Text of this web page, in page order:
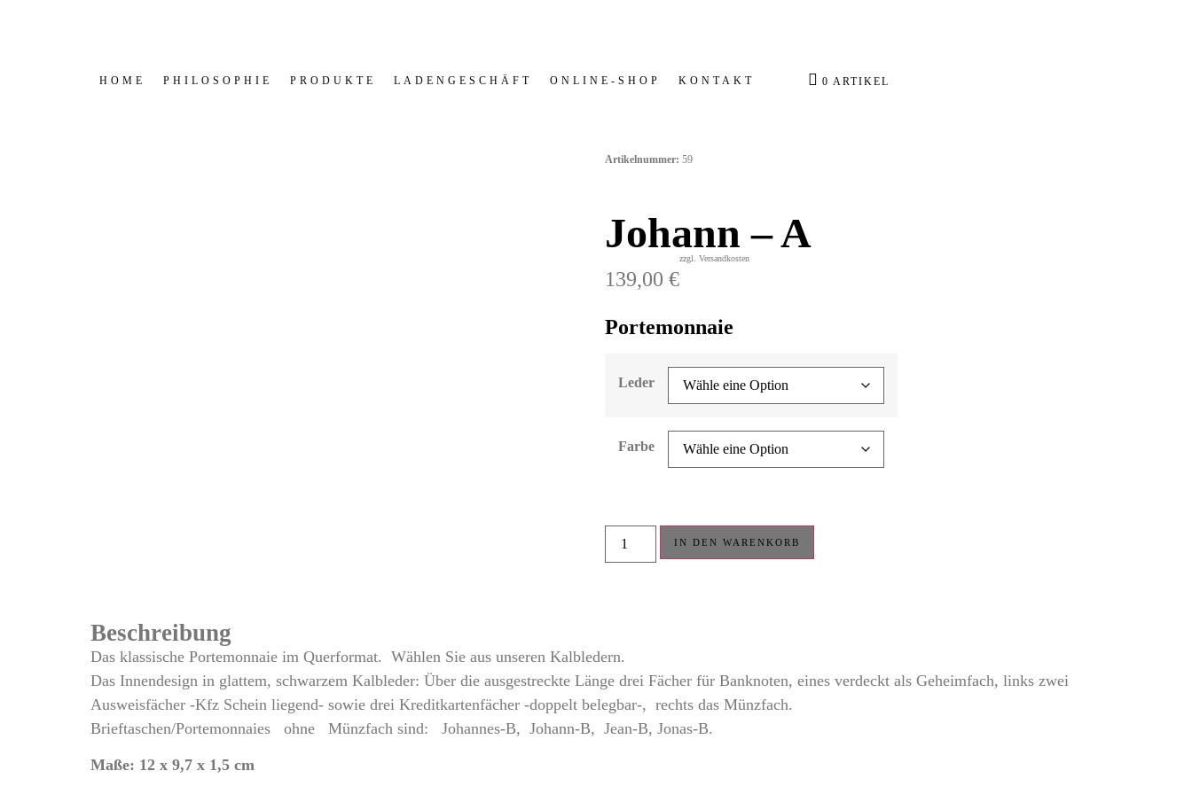
HOME PHILOSOPHIE PRODUKTE LADENGESCHÄFT ONLINE-SHOP KONTAKT 0 ARTIKEL
Artikelnummer: 59
Johann – A
139,00 €
zzgl. Versandkosten
Portemonnaie
Leder
Farbe
IN DEN WARENKORB
Beschreibung
Das klassische Portemonnaie im Querformat. Wählen Sie aus unseren Kalbledern.
Das Innendesign in glattem, schwarzem Kalbleder: Über die ausgestreckte Länge drei Fächer für Banknoten, eines verdeckt als Geheimfach, links zwei
Ausweisfächer -Kfz Schein liegend- sowie drei Kreditkartenfächer -doppelt belegbar-, rechts das Münzfach.
Brieftaschen/Portemonnaies ohne Münzfach sind: Johannes-B, Johann-B, Jean-B, Jonas-B.
Maße: 12 x 9,7 x 1,5 cm